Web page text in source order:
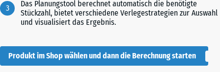
Das Planungstool berechnet automatisch die benötigte
Stückzahl, bietet verschiedene Verlegestrategien zur Auswahl
und visualisiert das Ergebnis.
Produkt im Shop wählen und dann die Berechnung starten